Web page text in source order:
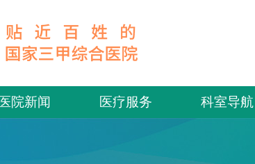
医院新闻 医疗服务 科室导航